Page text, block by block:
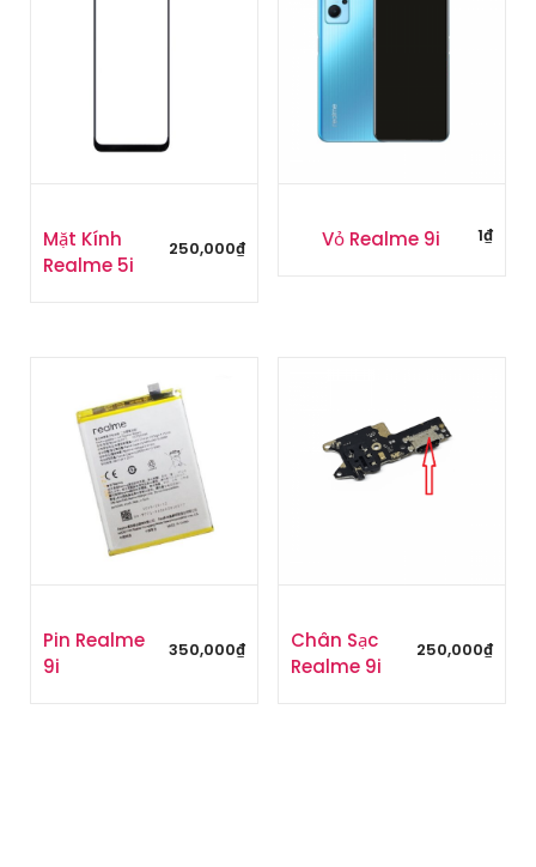
Mặt Kính
Realme 5i
250,000₫ Vỏ Realme 9i 1₫
Pin Realme
9i
350,000₫
Chân Sạc
Realme 9i
250,000₫